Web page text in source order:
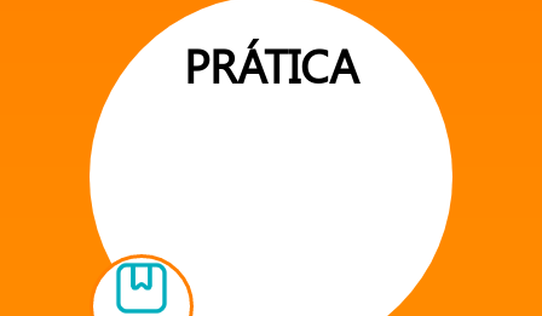
PRÁTICA